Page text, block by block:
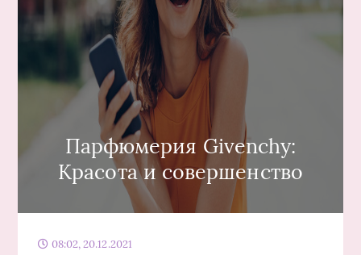
Парфюмерия Givenchy:
Красота и совершенство
08:02, 20.12.2021